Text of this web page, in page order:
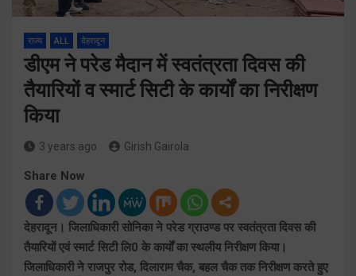
राज्य ALL देहरादून
डीएम ने परेड मैदान में स्वतंत्रता दिवस की
तैयारियों व स्मार्ट सिटी के कार्यों का निरीक्षण
किया
3 years ago Girish Gairola
Share Now
देहरादून। जिलाधिकारी सोनिका ने परेड ग्राउण्ड पर स्वतंत्रता दिवस की
तैयारियों एवं स्मार्ट सिटी लि0 के कार्यों का स्थलीय निरीक्षण किया।
जिलाधिकारी ने राजपुर रोड, दिलाराम चैक, बहल चैक तक निरीक्षण करते हुए